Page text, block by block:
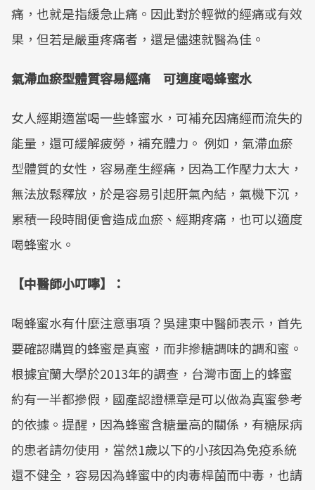
痛，也就是指緩急止痛。因此對於輕微的經痛或有效
果，但若是嚴重疼痛者，還是儘速就醫為佳。
氣滯血瘀型體質容易經痛 可適度喝蜂蜜水
女人經期適當喝一些蜂蜜水，可補充因痛經而流失的
能量，還可緩解疲勞，補充體力。 例如，氣滯血瘀
型體質的女性，容易產生經痛，因為工作壓力太大，
無法放鬆釋放，於是容易引起肝氣內結，氣機下沉，
累積一段時間便會造成血瘀、經期疼痛，也可以適度
喝蜂蜜水。
【中醫師小叮嚀】：
喝蜂蜜水有什麼注意事項？吳建東中醫師表示，首先
要確認購買的蜂蜜是真蜜，而非摻糖調味的調和蜜。
根據宜蘭大學於2013年的調查，台灣市面上的蜂蜜
約有一半都摻假，國產認證標章是可以做為真蜜參考
的依據。提醒，因為蜂蜜含糖量高的關係，有糖尿病
的患者請勿使用，當然1歲以下的小孩因為免疫系統
還不健全，容易因為蜂蜜中的肉毒桿菌而中毒，也請